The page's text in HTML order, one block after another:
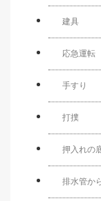
建具
応急運転
手すり
打撲
押入れの
排水管か